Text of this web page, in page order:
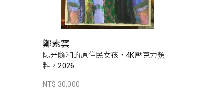
鄭素雲
陽光隨和的原住民女孩，4K壓克力顏
料，2026
NT$ 30,000